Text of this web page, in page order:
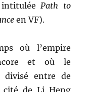
intituléePath to
en VF).
où l’empire
et où le
entre de
cité de Li Heng